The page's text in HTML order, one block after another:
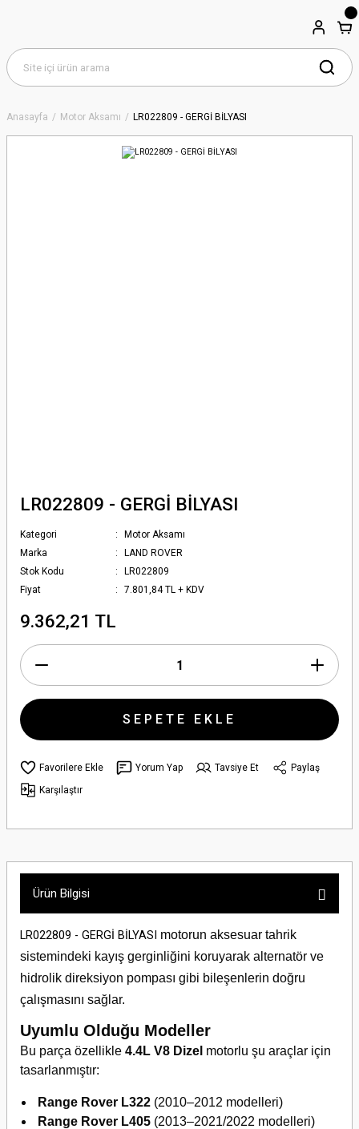
Anasayfa Motor Aksamı LR022809 - GERGİ BİLYASI
LR022809 - GERGİ BİLYASI
Kategori
Motor Aksamı
Marka
LAND ROVER
Stok Kodu
LR022809
Fiyat
7.801,84 TL + KDV
9.362,21 TL
SEPETE EKLE
Yorum Yap Tavsiye Et
Paylaş
Karşılaştır
Ürün Bilgisi
LR022809 - GERGİ BİLYASI motorun aksesuar tahrik
sistemindeki kayış gerginliğini koruyarak alternatör ve
hidrolik direksiyon pompası gibi bileşenlerin doğru
çalışmasını sağlar.
Uyumlu Olduğu Modeller
Bu parça özellikle 4.4L V8 Dizel motorlu şu araçlar için
tasarlanmıştır:
Range Rover L322 (2010–2012 modelleri)
Range Rover L405 (2013–2021/2022 modelleri)